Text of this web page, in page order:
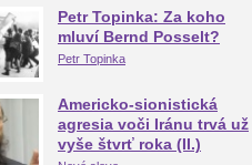
Petr Topinka: Za koho
mluví Bernd Posselt?
Petr Topinka
Americko-sionistická
agresia voči Iránu trvá už
vyše štvrť roka (II.)